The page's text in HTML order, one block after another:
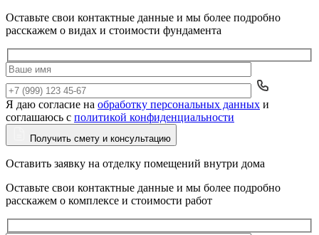
Оставьте свои контактные данные и мы более подробно
расскажем о видах и стоимости фундамента
Да
Я даю согласие на обработку персональных данных и
соглашаюсь с политикой конфиденциальности
Получить смету и консультацию
Оставить заявку на отделку помещений внутри дома
Оставьте свои контактные данные и мы более подробно
расскажем о комплексе и стоимости работ